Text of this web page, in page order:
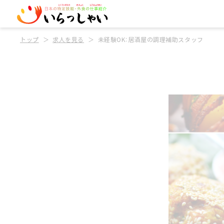
トップ 求人を見る 未経験OK：居酒屋の調理補助スタッフ